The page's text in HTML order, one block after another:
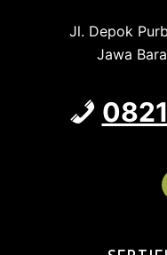
Jl. Depok
Jawa